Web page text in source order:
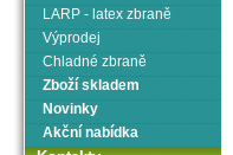
LARP - latex zbraně
Výprodej
Chladné zbraně
Zboží skladem
Novinky
Akční nabídka